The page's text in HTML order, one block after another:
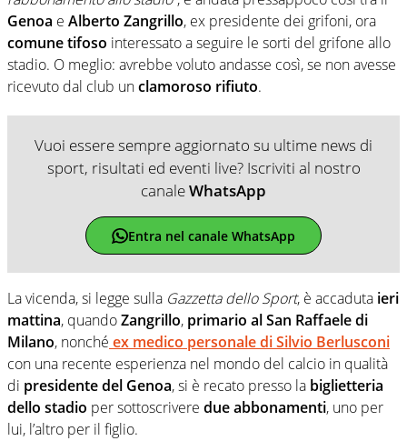
Genoa e Alberto Zangrillo, ex presidente dei grifoni, ora
comune tifoso interessato a seguire le sorti del grifone allo
stadio. O meglio: avrebbe voluto andasse così, se non avesse
ricevuto dal club unclamoroso rifiuto.
Vuoi essere sempre aggiornato su ultime news di
sport, risultati ed eventi live? Iscriviti al nostro
canaleWhatsApp
Entra nel canale WhatsApp
La vicenda, si legge sulla Gazzetta dello Sport, è accaduta ieri
mattina, quandoZangrillo, primario al San Raffaele di
Milano, nonché ex medico personale di Silvio Berlusconi
con una recente esperienza nel mondo del calcio in qualità
di presidente del Genoa, si è recato presso la biglietteria
dello stadio per sottoscrivere due abbonamenti, uno per
lui, l’altro per il figlio.